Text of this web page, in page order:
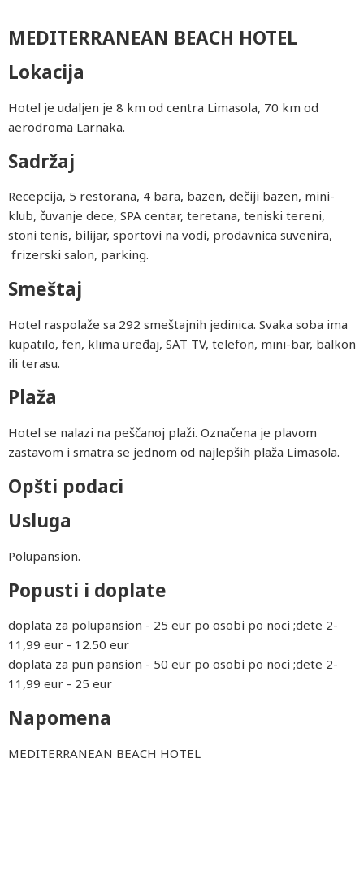
MEDITERRANEAN BEACH HOTEL
Lokacija
Hotel je udaljen je 8 km od centra Limasola, 70 km od
aerodroma Larnaka.
Sadržaj
Recepcija, 5 restorana, 4 bara, bazen, dečiji bazen, mini-
klub, čuvanje dece, SPA centar, teretana, teniski tereni,
stoni tenis, bilijar, sportovi na vodi, prodavnica suvenira,
frizerski salon, parking.
Smeštaj
Hotel raspolaže sa 292 smeštajnih jedinica. Svaka soba ima
kupatilo, fen, klima uređaj, SAT TV, telefon, mini-bar, balkon
ili terasu.
Plaža
Hotel se nalazi na peščanoj plaži. Označena je plavom
zastavom i smatra se jednom od najlepših plaža Limasola.
Opšti podaci
Usluga
Polupansion.
Popusti i doplate
doplata za polupansion - 25 eur po osobi po noci ;dete 2-
11,99 eur - 12.50 eur
doplata za pun pansion - 50 eur po osobi po noci ;dete 2-
11,99 eur - 25 eur
Napomena
MEDITERRANEAN BEACH HOTEL